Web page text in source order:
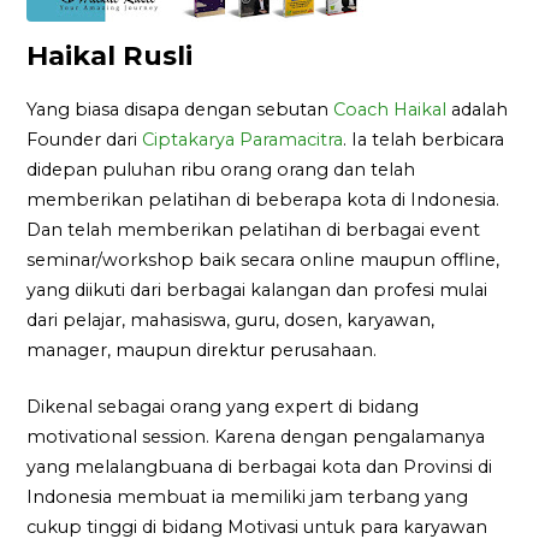
Haikal Rusli
Yang biasa disapa dengan sebutan Coach Haikal adalah
Founder dari Ciptakarya Paramacitra. Ia telah berbicara
didepan puluhan ribu orang orang dan telah
memberikan pelatihan di beberapa kota di Indonesia.
Dan telah memberikan pelatihan di berbagai event
seminar/workshop baik secara online maupun offline,
yang diikuti dari berbagai kalangan dan profesi mulai
dari pelajar, mahasiswa, guru, dosen, karyawan,
manager, maupun direktur perusahaan.
Dikenal sebagai orang yang expert di bidang
motivational session. Karena dengan pengalamanya
yang melalangbuana di berbagai kota dan Provinsi di
Indonesia membuat ia memiliki jam terbang yang
cukup tinggi di bidang Motivasi untuk para karyawan